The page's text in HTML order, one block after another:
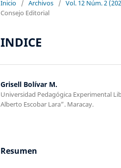
Inicio / Archivos / Vol. 12 Núm. 2
Consejo Editorial
INDICE
Grisell Bolívar M.
Universidad Pedagógica Experimental
Alberto Escobar Lara”. Maracay.
Resumen